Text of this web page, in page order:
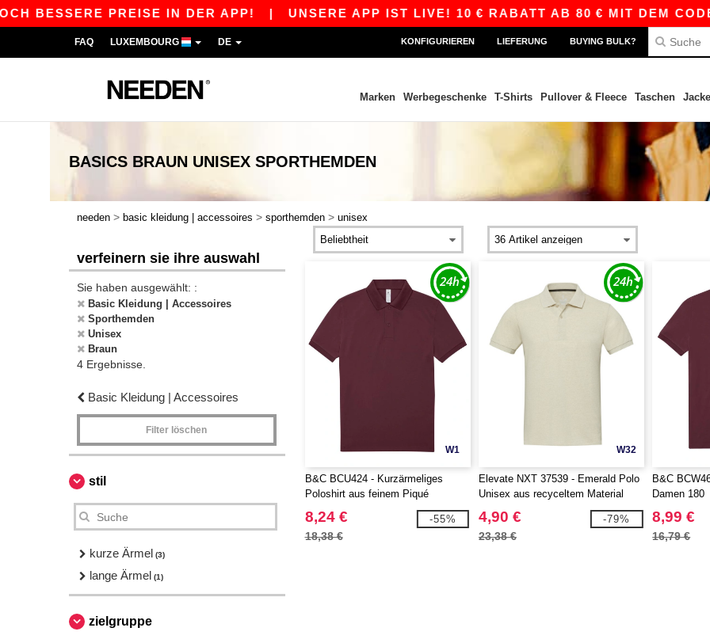
BESSERE PREISE IN DER APP!| UNSERE APP IST LIVE! 10 € RABATT AB 80 € MIT DEM CODE
FAQ LUXEMBOURG DE KONFIGURIEREN LIEFERUNG BUYING BULK?
Marken Werbegeschenke T-Shirts Pullover & Fleece Taschen
BASICS BRAUN UNISEX SPORTHEMDEN
needen > basic kleidung | accessoires > sporthemden > unisex
verfeinern sie ihre auswahl
Sie haben ausgewählt: :
Basic Kleidung | Accessoires
Sporthemden
Unisex
Braun
4 Ergebnisse.
Basic Kleidung | Accessoires
Filter löschen
stil
kurze Ärmel (3)
lange Ärmel (1)
zielgruppe
W1
B&C BCU424 - Kurzärmeliges
Poloshirt aus feinem Piqué
8,24 €
18,38 €
-55%
W32
Elevate NXT 37539 - Emerald Polo
Unisex aus recyceltem Material
4,90 €
23,38 €
-79%
B&C
Damen 180
8,99 €
16,79 €